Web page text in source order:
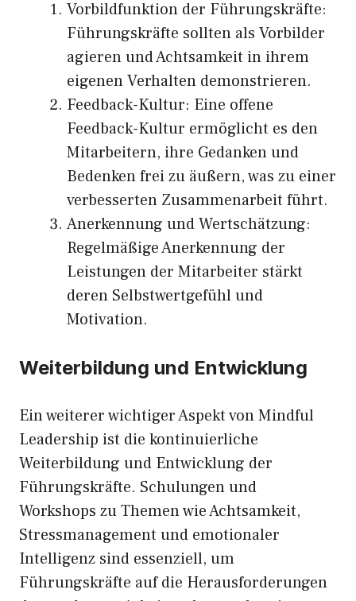
Vorbildfunktion der Führungskräfte:
Führungskräfte sollten als Vorbilder
agieren und Achtsamkeit in ihrem
eigenen Verhalten demonstrieren.
Feedback-Kultur: Eine offene
Feedback-Kultur ermöglicht es den
Mitarbeitern, ihre Gedanken und
Bedenken frei zu äußern, was zu einer
verbesserten Zusammenarbeit führt.
Anerkennung und Wertschätzung:
Regelmäßige Anerkennung der
Leistungen der Mitarbeiter stärkt
deren Selbstwertgefühl und
Motivation.
Weiterbildung und Entwicklung
Ein weiterer wichtiger Aspekt von Mindful
Leadership ist die kontinuierliche
Weiterbildung und Entwicklung der
Führungskräfte. Schulungen und
Workshops zu Themen wie Achtsamkeit,
Stressmanagement und emotionaler
Intelligenz sind essenziell, um
Führungskräfte auf die Herausforderungen